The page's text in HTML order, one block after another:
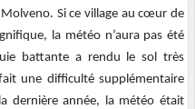
Si ce village au cœur de
la météo n’aura pas été
battante a rendu le sol très
une difficulté supplémentaire
dernière année, la météo était